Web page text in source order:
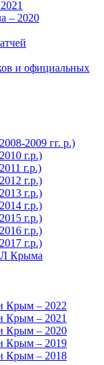
– 2020
и официальных
2009 гг. р.)
г.р.)
г.р.)
г.р.)
г.р.)
г.р.)
г.р.)
г.р.)
г.р.)
Крыма
Крым – 2022
Крым – 2021
Крым – 2020
Крым – 2019
Крым – 2018